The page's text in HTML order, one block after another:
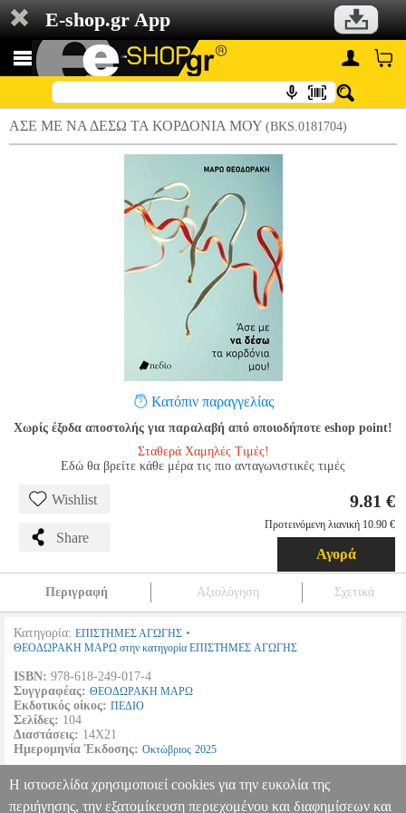
E-shop.gr App
ΑΣΕ ΜΕ ΝΑ ΔΕΣΩ ΤΑ ΚΟΡΔΟΝΙΑ ΜΟΥ (BKS.0181704)
Κατόπιν παραγγελίας
Χωρίς έξοδα αποστολής για παραλαβή από οποιοδήποτε eshop point!
Σταθερά Χαμηλές Τιμές!
Εδώ θα βρείτε κάθε μέρα τις πιο ανταγωνιστικές τιμές
Wishlist
Share
9.81 €
Προτεινόμενη λιανική 10.90 €
Αγορά
Περιγραφή Αξιολόγηση Σχετικά
Κατηγορία: ΕΠΙΣΤΗΜΕΣ ΑΓΩΓΗΣ •
ΘΕΟΔΩΡΑΚΗ ΜΑΡΩ στην κατηγορία ΕΠΙΣΤΗΜΕΣ ΑΓΩΓΗΣ
ISBN: 978-618-249-017-4
Συγγραφέας: ΘΕΟΔΩΡΑΚΗ ΜΑΡΩ
Εκδοτικός οίκος: ΠΕΔΙΟ
Σελίδες: 104
Διαστάσεις: 14Χ21
Ημερομηνία Έκδοσης: Οκτώβριος 2025
«Η ανατροφή των παιδιών είναι η πιο γοητευτική πρόκληση. Θέλει
Θάρρος, Ευγένεια και Αγάπη...»
Η ιστοσελίδα χρησιμοποιεί cookies για την ευκολία της
περιήγησης, την εξατομίκευση περιεχομένου και διαφημίσεων και